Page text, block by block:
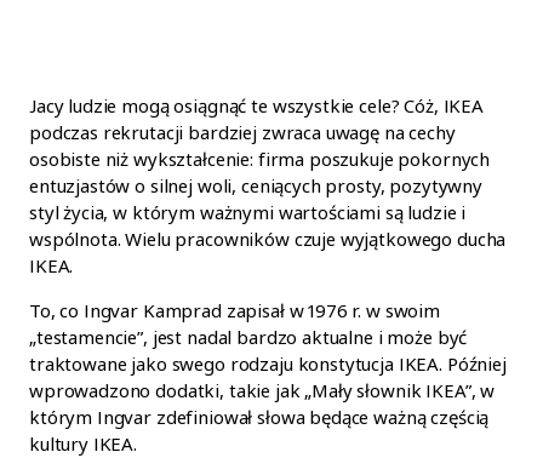
Jacy ludzie mogą osiągnąć te wszystkie cele? Cóż, IKEA
podczas rekrutacji bardziej zwraca uwagę na cechy
osobiste niż wykształcenie: firma poszukuje pokornych
entuzjastów o silnej woli, ceniących prosty, pozytywny
styl życia, w którym ważnymi wartościami są ludzie i
wspólnota. Wielu pracowników czuje wyjątkowego ducha
IKEA.
To, co Ingvar Kamprad zapisał w 1976 r. w swoim
„testamencie”, jest nadal bardzo aktualne i może być
traktowane jako swego rodzaju konstytucja IKEA. Później
wprowadzono dodatki, takie jak „Mały słownik IKEA”, w
którym Ingvar zdefiniował słowa będące ważną częścią
kultury IKEA.